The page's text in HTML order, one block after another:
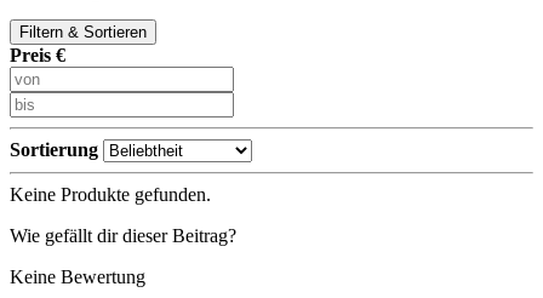
Filtern & Sortieren
Preis €
Sortierung
Keine Produkte gefunden.
Wie gefällt dir dieser Beitrag?
Keine Bewertung